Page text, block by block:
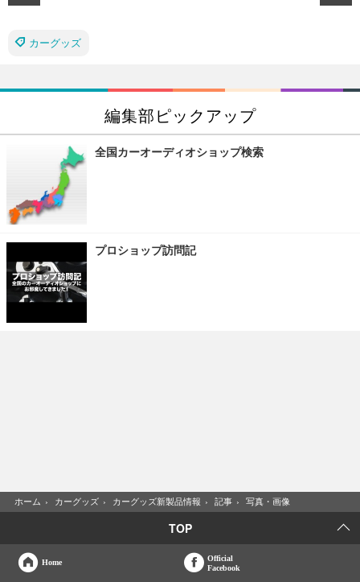
カーグッズ
編集部ピックアップ
全国カーオーディオショップ検索
プロショップ訪問記
ホーム › カーグッズ › カーグッズ新製品情報 › 記事 › 写真・画像
TOP
Home
Official
Facebook